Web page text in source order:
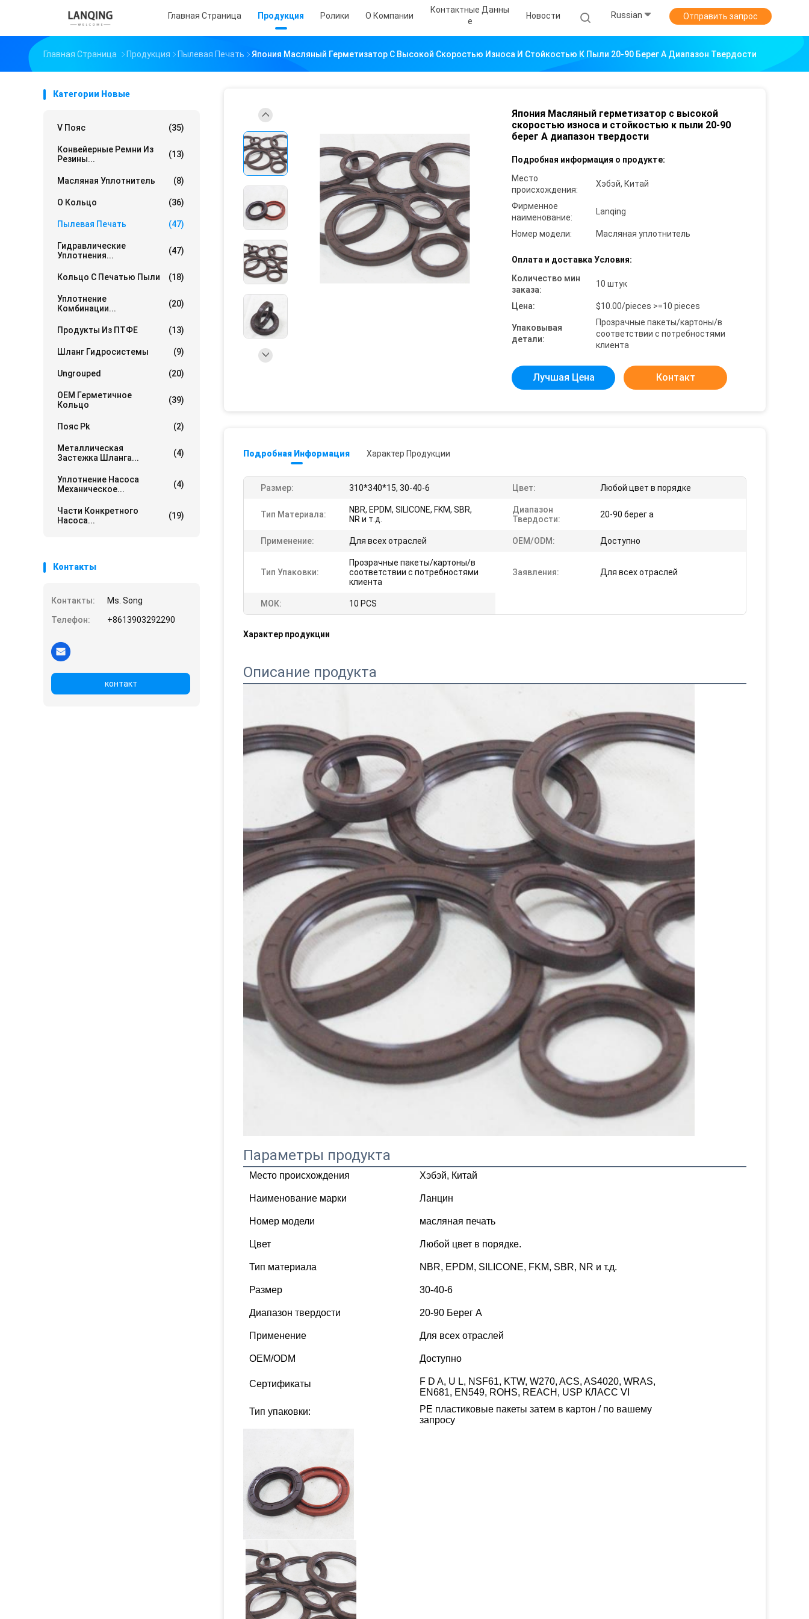
Главная Страница Продукция Ролики О Компании
Контактные Данны
Е
Новости Russian Отправить запрос
Главная Страница Продукция Пылевая Печать Япония Масляный Герметизатор С Высокой Скоростью Износа И Стойкостью К Пыли 20-90 Берег А Диапазон Твердости
Категории Новые
V Пояс (35)
Конвейерные Ремни Из
Резины...
(13)
Масляная Уплотнитель (8)
О Кольцо (36)
Пылевая Печать (47)
Гидравлические
Уплотнения...
(47)
Кольцо С Печатью Пыли (18)
Уплотнение
Комбинации...
(20)
Продукты Из ПТФЕ (13)
Шланг Гидросистемы (9)
Ungrouped (20)
OEM Герметичное
Кольцо
(39)
Пояс Pk (2)
Металлическая
Застежка Шланга...
(4)
Уплотнение Насоса
Механическое...
(4)
Части Конкретного
Насоса...
(19)
Контакты
Контакты:
Ms. Song
Телефон:
+8613903292290
контакт
Япония Масляный герметизатор с высокой
скоростью износа и стойкостью к пыли 20-90
берег А диапазон твердости
Подробная информация о продукте:
Место
происхождения:
Хэбэй, Китай
Фирменное
наименование:
Lanqing
Номер модели: Масляная уплотнитель
Оплата и доставка Условия:
Количество мин
заказа:
10 штук
Цена: $10.00/pieces >=10 pieces
Упаковывая
детали:
Прозрачные пакеты/картоны/в
соответствии с потребностями
клиента
Лучшая Цена Контакт
Подробная Информация Характер Продукции
Размер: 310*340*15, 30-40-6 Цвет: Любой цвет в порядке
Тип Материала:
NBR, EPDM, SILICONE, FKM, SBR,
NR и т.д.
Диапазон
Твердости:
20-90 берег a
Применение: Для всех отраслей OEM/ODM: Доступно
Тип Упаковки:
Прозрачные пакеты/картоны/в
соответствии с потребностями
клиента
Заявления: Для всех отраслей
МОК: 10 PCS
Характер продукции
Описание продукта
Параметры продукта
Место происхождения Хэбэй, Китай
Наименование марки Ланцин
Номер модели масляная печать
Цвет Любой цвет в порядке.
Тип материала NBR, EPDM, SILICONE, FKM, SBR, NR и т.д.
Размер 30-40-6
Диапазон твердости 20-90 Берег А
Применение Для всех отраслей
OEM/ODM Доступно
Сертификаты
F D A, U L, NSF61, KTW, W270, ACS, AS4020, WRAS,
EN681, EN549, ROHS, REACH, USP КЛАСС VI
Тип упаковки:
PE пластиковые пакеты затем в картон / по вашему
запросу